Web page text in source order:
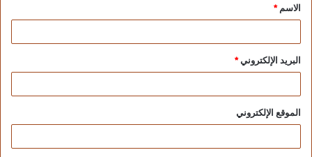
الاسم*
البريد الإلكتروني*
الموقع الإلكتروني